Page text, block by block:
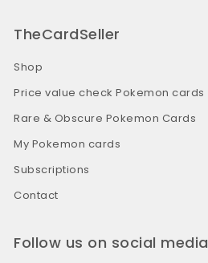
TheCardSeller
Shop
Price value check Pokemon cards
Rare & Obscure Pokemon Cards
My Pokemon cards
Subscriptions
Contact
Follow us on social media